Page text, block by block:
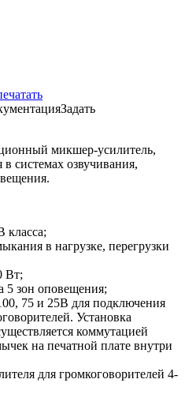
Задать
микшер-усилитель,
системах озвучивания,
класса;
в нагрузке, перегрузки
Вт;
5 зон оповещения;
75 и 25В для подключения
Установка
коммутацией
на печатной плате внутри
для громкоговорителей 4-